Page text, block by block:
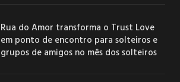
Rua do Amor transforma o Trust Love
em ponto de encontro para solteiros e
grupos de amigos no mês dos solteiros